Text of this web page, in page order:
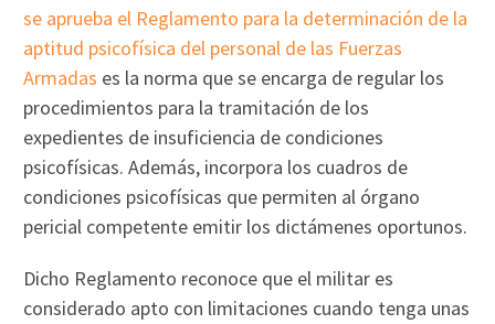
se aprueba el Reglamento para la determinación de la
aptitud psicofísica del personal de las Fuerzas
Armadas es la norma que se encarga de regular los
procedimientos para la tramitación de los
expedientes de insuficiencia de condiciones
psicofísicas. Además, incorpora los cuadros de
condiciones psicofísicas que permiten al órgano
pericial competente emitir los dictámenes oportunos.
Dicho Reglamento reconoce que el militar es
considerado apto con limitaciones cuando tenga unas